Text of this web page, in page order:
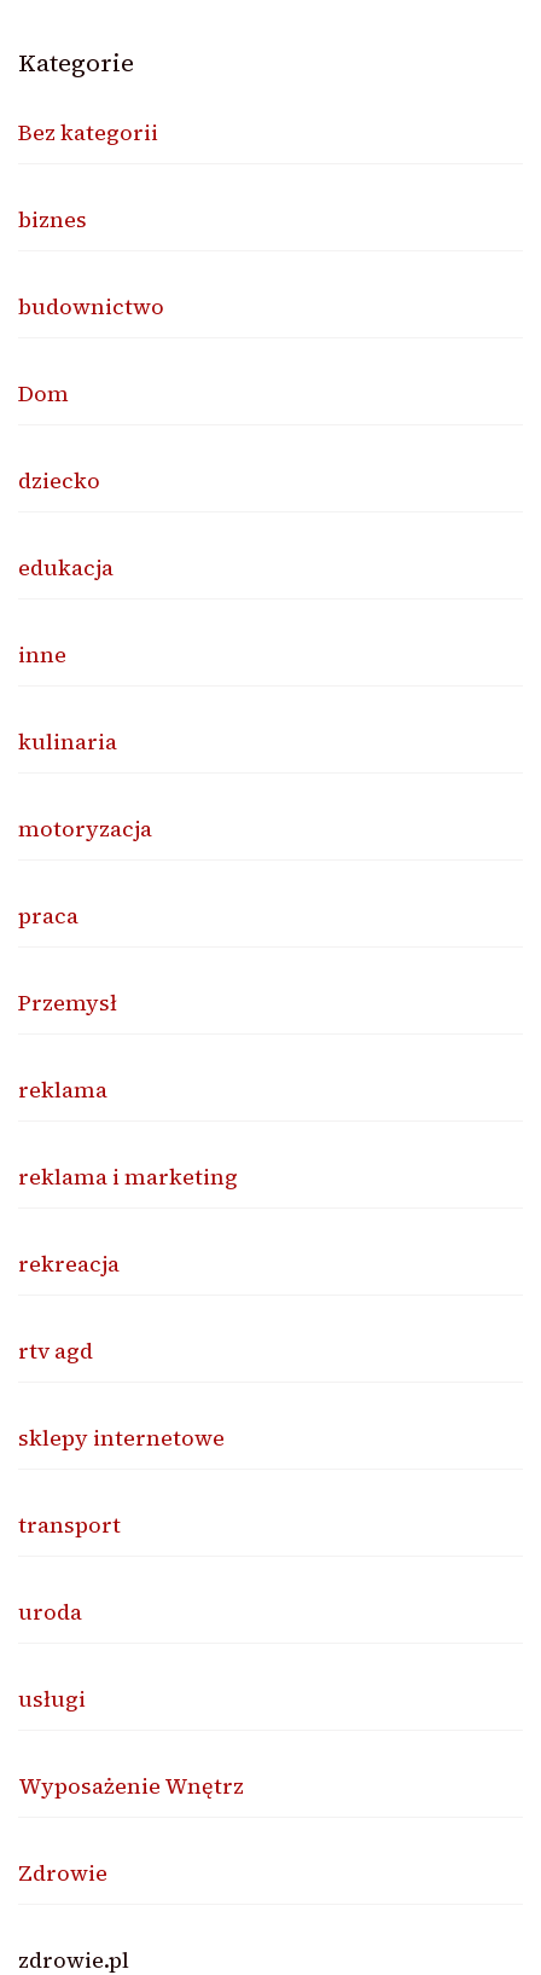
Kategorie
Bez kategorii
biznes
budownictwo
Dom
dziecko
edukacja
inne
kulinaria
motoryzacja
praca
Przemysł
reklama
reklama i marketing
rekreacja
rtv agd
sklepy internetowe
transport
uroda
usługi
Wyposażenie Wnętrz
Zdrowie
zdrowie.pl